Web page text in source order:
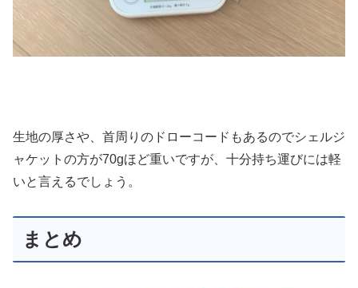
生地の厚さや、首周りのドローコードもあるのでシェルジ
ャケットの方が70gほど重いですが、十分持ち運びには軽
いと言えるでしょう。
まとめ